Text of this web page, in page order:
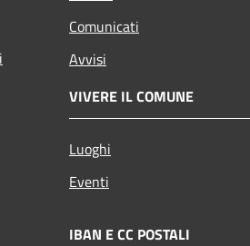
Comunicati
Avvisi
VIVERE IL COMUNE
Luoghi
Eventi
IBAN E CC POSTALI